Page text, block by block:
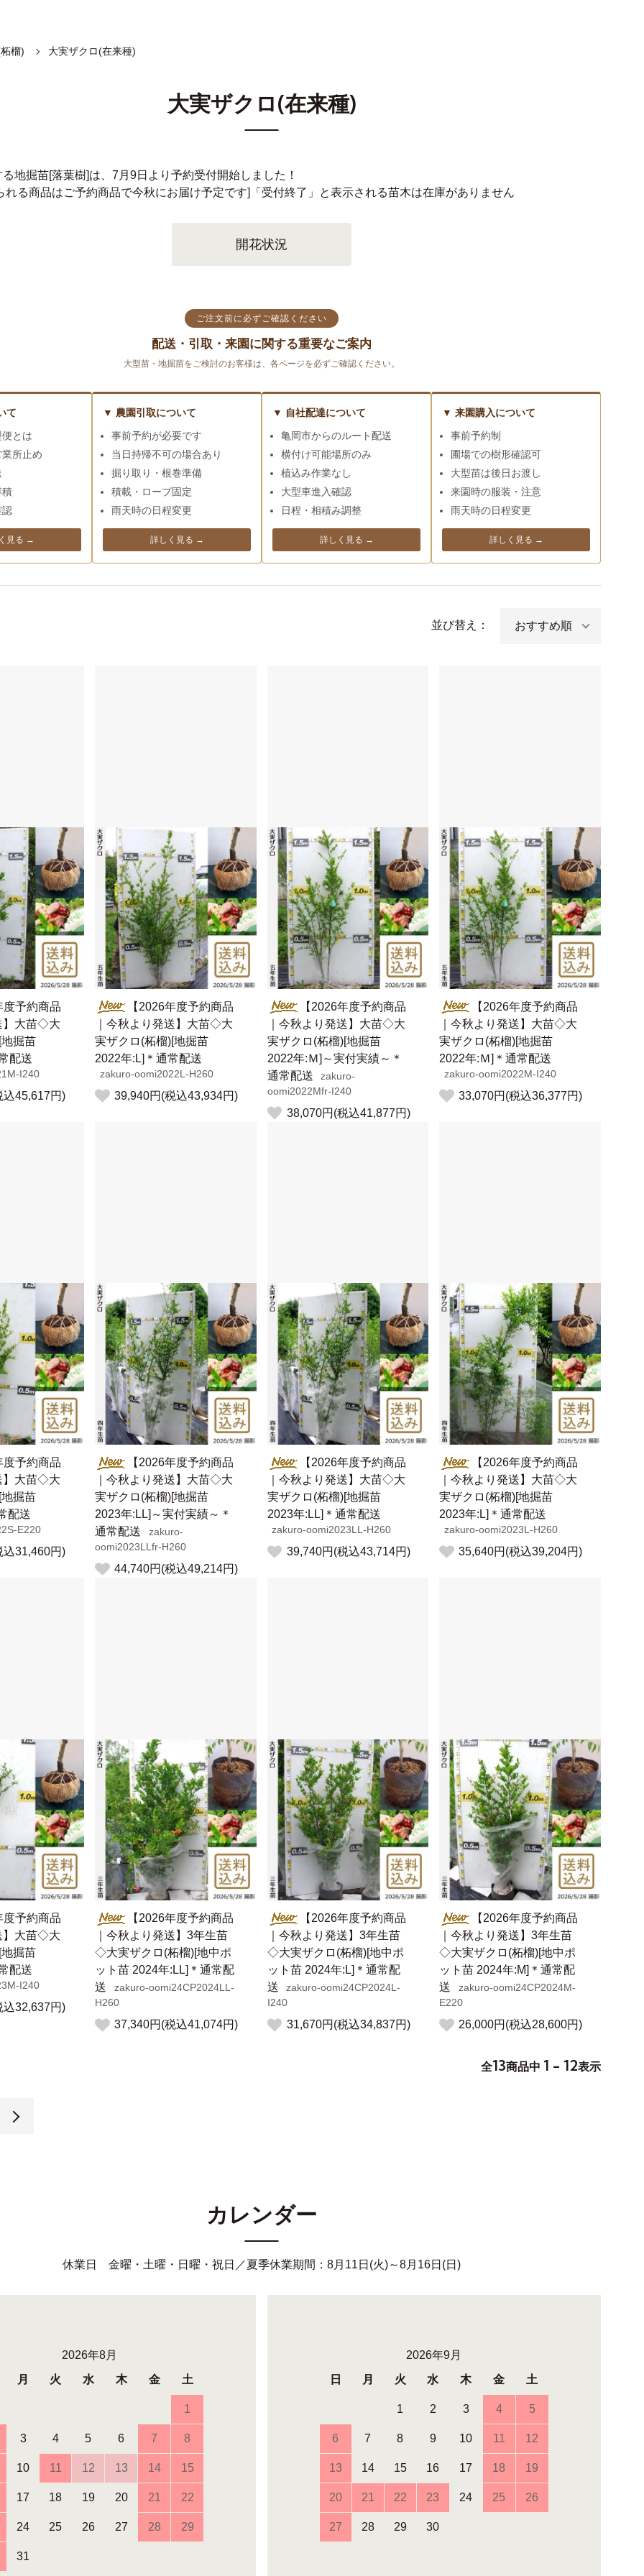
榴) 大実ザクロ(在来種)
大実ザクロ(在来種)
地掘苗[落葉樹]は、7月9日より予約受付開始しました！
れる商品はご予約商品で今秋にお届け予定です]「受付終了」と表示される苗木は在庫がありません
開花状況
ご注文前に必ずご確認ください
配送・引取・来園に関する重要なご案内
大型苗・地掘苗をご検討のお客様は、各ページを必ずご確認ください。
て
とは
所止め
積
認
見る →
▼ 農園引取について
事前予約が必要です
当日持帰不可の場合あり
掘り取り・根巻準備
積載・ロープ固定
雨天時の日程変更
詳しく見る →
▼ 自社配達について
亀岡市からのルート配送
横付け可能場所のみ
植込み作業なし
大型車進入確認
日程・相積み調整
詳しく見る →
▼ 来園購入について
事前予約制
圃場での樹形確認可
大型苗は後日お渡し
来園時の服装・注意
雨天時の日程変更
詳しく見る →
並び替え：
度予約商品
】大苗◇大
掘苗
配送
I240
込45,617円)
【2026年度予約商品
｜今秋より発送】大苗◇大
実ザクロ(柘榴)[地掘苗
2022年:L]＊通常配送
zakuro-oomi2022L-H260
39,940円(税込43,934円)
【2026年度予約商品
｜今秋より発送】大苗◇大
実ザクロ(柘榴)[地掘苗
2022年:Ｍ]～実付実績～＊
通常配送
zakuro-
oomi2022Mfr-I240
38,070円(税込41,877円)
【2026年度予約商品
｜今秋より発送】大苗◇大
実ザクロ(柘榴)[地掘苗
2022年:Ｍ]＊通常配送
zakuro-oomi2022M-I240
33,070円(税込36,377円)
度予約商品
】大苗◇大
掘苗
配送
E220
込31,460円)
【2026年度予約商品
｜今秋より発送】大苗◇大
実ザクロ(柘榴)[地掘苗
2023年:LL]～実付実績～＊
通常配送
zakuro-
oomi2023LLfr-H260
44,740円(税込49,214円)
【2026年度予約商品
｜今秋より発送】大苗◇大
実ザクロ(柘榴)[地掘苗
2023年:LL]＊通常配送
zakuro-oomi2023LL-H260
39,740円(税込43,714円)
【2026年度予約商品
｜今秋より発送】大苗◇大
実ザクロ(柘榴)[地掘苗
2023年:L]＊通常配送
zakuro-oomi2023L-H260
35,640円(税込39,204円)
度予約商品
】大苗◇大
掘苗
配送
I240
込32,637円)
【2026年度予約商品
｜今秋より発送】3年生苗
◇大実ザクロ(柘榴)[地中ポ
ット苗 2024年:LL]＊通常配
送
zakuro-oomi24CP2024LL-
H260
37,340円(税込41,074円)
【2026年度予約商品
｜今秋より発送】3年生苗
◇大実ザクロ(柘榴)[地中ポ
ット苗 2024年:L]＊通常配
送
zakuro-oomi24CP2024L-
I240
31,670円(税込34,837円)
【2026年度予約商品
｜今秋より発送】3年生苗
◇大実ザクロ(柘榴)[地中ポ
ット苗 2024年:M]＊通常配
送
zakuro-oomi24CP2024M-
E220
26,000円(税込28,600円)
全13商品中 1 - 12表示
カレンダー
休業日 金曜・土曜・日曜・祝日／夏季休業期間：8月11日(火)～8月16日(日)
2026年8月
月
火 水 木 金 土
1
3 4 5 6 7 8
10 11 12 13 14 15
17 18 19 20 21 22
24 25 26 27 28 29
31
2026年9月
日
月 火 水 木 金 土
1 2 3 4 5
6 7 8 9 10 11 12
13 14 15 16 17 18 19
20 21 22 23 24 25 26
27 28 29 30